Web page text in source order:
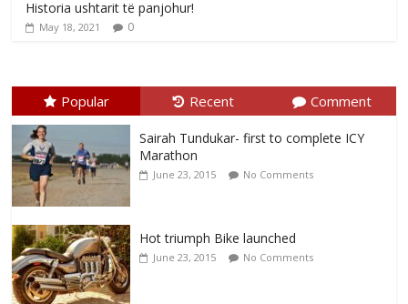
Historia ushtarit të panjohur!
May 18, 2021 0
Popular Recent Comment
Sairah Tundukar- first to complete ICY
Marathon
June 23, 2015 No Comments
Hot triumph Bike launched
June 23, 2015 No Comments